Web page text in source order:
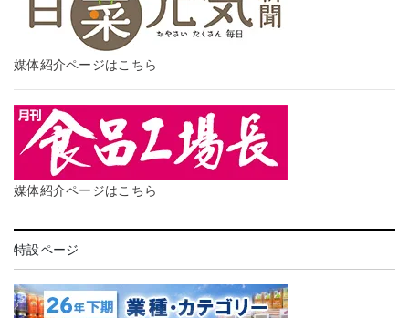
媒体紹介ページはこちら
媒体紹介ページはこちら
特設ページ